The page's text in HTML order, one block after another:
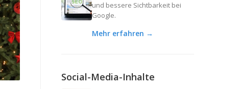
und bessere Sichtbarkeit bei
Google.
Mehr erfahren →
Social-Media-Inhalte